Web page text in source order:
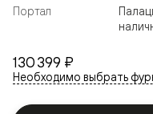
130 399 ₽
Необходимо выбрать
Портал